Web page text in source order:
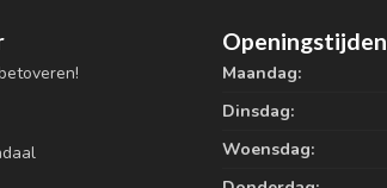
Openingstijden
Maandag:
Dinsdag:
Woensdag: